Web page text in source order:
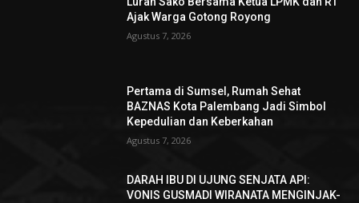
Ajak Warga Gotong Royong
Agustus 7, 2026
Pertama di Sumsel, Rumah Sehat
BAZNAS Kota Palembang Jadi Simbol
Kepedulian dan Keberkahan
Agustus 7, 2026
DARAH IBU DI UJUNG SENJATA API:
VONIS GUSMADI WIRANATA MENGINJAK-